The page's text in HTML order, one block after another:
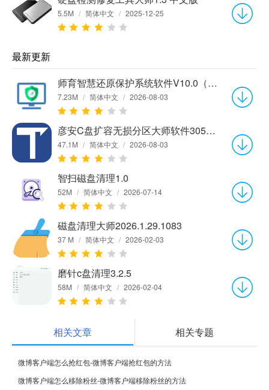
5.5M / 简体中文 / 2025-12-25
最新更新
师育智慧还原保护系统软件V10.0（单机版）
7.23M / 简体中文 / 2026-08-03
彦安C盘扩容无损分区大师软件3056.7.20.117
47.1M / 简体中文 / 2026-08-03
智扫磁盘清理1.0
52M / 简体中文 / 2026-07-14
磁盘清理大师2026.1.29.1083
37 M / 简体中文 / 2026-02-03
磨针c盘清理3.2.5
58M / 简体中文 / 2026-02-04
相关文章 相关专题
微博客户端怎么抢红包-微博客户端抢红包的方法
微博客户端怎么移除粉丝-微博客户端移除粉丝的方法